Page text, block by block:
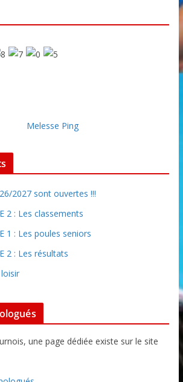
2027 sont ouvertes !!!
2 : Les classements
1 : Les poules seniors
2 : Les résultats
une page dédiée existe sur le site